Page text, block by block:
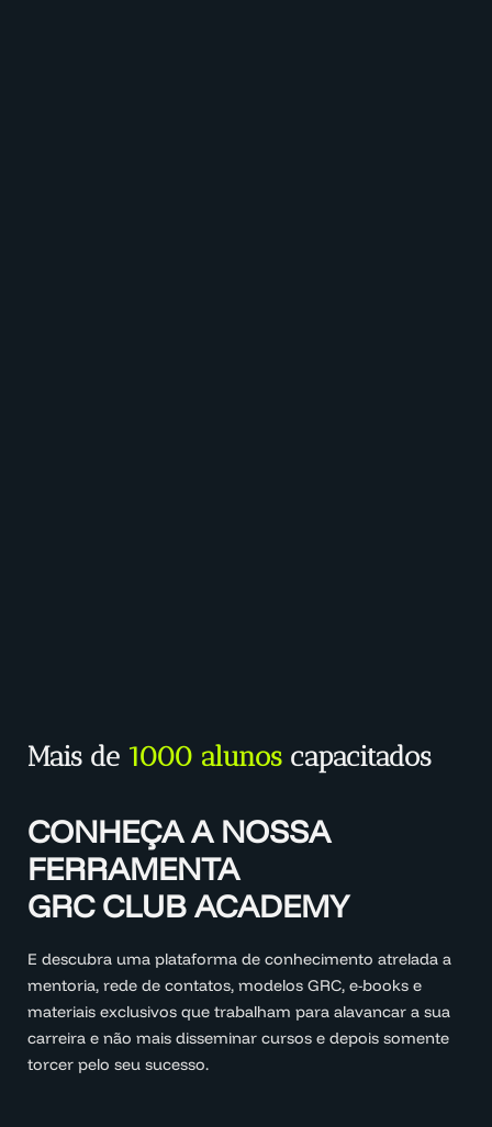
Mais de 1000 alunos capacitados
CONHEÇA A NOSSA
FERRAMENTA
GRC CLUB ACADEMY
E descubra uma plataforma de conhecimento atrelada a
mentoria, rede de contatos, modelos GRC, e-books e
materiais exclusivos que trabalham para alavancar a sua
carreira e não mais disseminar cursos e depois somente
torcer pelo seu sucesso.